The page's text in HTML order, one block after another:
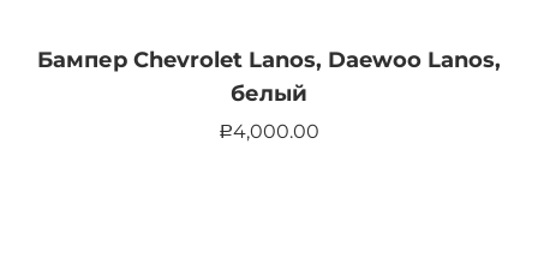
Бампер Chevrolet Lanos, Daewoo Lanos,
белый
Р4,000.00